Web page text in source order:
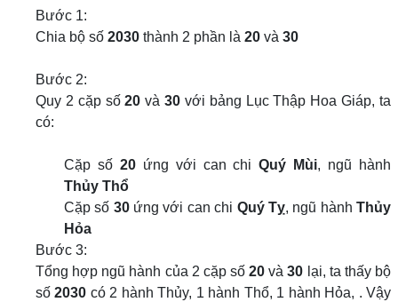
Bước 1:
Chia bộ số 2030 thành 2 phần là 20 và 30
Bước 2:
Quy 2 cặp số20 và30 với bảng Lục Thập Hoa Giáp, ta
có:
Cặp số 20ứng với can chiQuý Mùi, ngũ hành
Thủy Thổ
Cặp số 30ứng với can chi Quý Tỵ, ngũ hànhThủy
Hỏa
Bước 3:
Tổng hợp ngũ hành của 2 cặp số20 và30 lại, ta thấy bộ
số2030 có 2 hành Thủy, 1 hành Thổ, 1 hành Hỏa, . Vậy